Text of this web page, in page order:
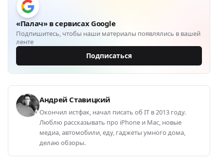
«Палач» в сервисах Google
Подпишитесь, чтобы наши материалы появлялись в вашей
ленте
Подписаться
Андрей Ставицкий
Окончил истфак, начал писать об IT в 2013 году.
Люблю рассказывать про iPhone и Mac, новые
медиа, автомобили, еду, гаджеты умного дома,
делаю обзоры.